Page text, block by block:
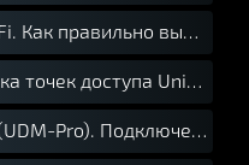
выбрать свитч UniFi?
UniFi. Краткое руководство.
Подключение и установка.